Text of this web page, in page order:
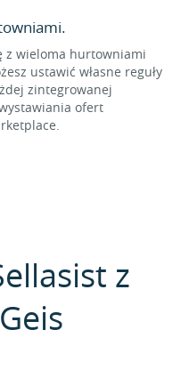
z wieloma hurtowniami
ustawić własne reguły
zintegrowanej
ofert
z